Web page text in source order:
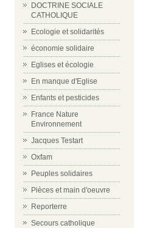
DOCTRINE SOCIALE
CATHOLIQUE
Ecologie et solidarités
économie solidaire
Eglises et écologie
En manque d'Eglise
Enfants et pesticides
France Nature
Environnement
Jacques Testart
Oxfam
Peuples solidaires
Pièces et main d'oeuvre
Reporterre
Secours catholique